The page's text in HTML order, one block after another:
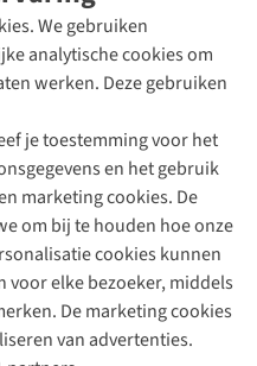
We gebruiken
analytische cookies om
werken. Deze gebruiken
je toestemming voor het
en het gebruik
marketing cookies. De
om bij te houden hoe onze
cookies kunnen
voor elke bezoeker, middels
De marketing cookies
van advertenties.